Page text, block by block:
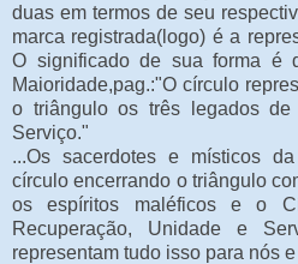
duas em termos de seu
marca registrada(logo) é a
O significado de sua forma é
Maioridade,pag.:"O círculo
o triângulo os três legados de
Serviço."
...Os sacerdotes e místicos
círculo encerrando o triângulo
os espíritos maléficos e o
Recuperação, Unidade e
representam tudo isso para nós